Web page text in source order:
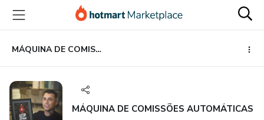
para
conteúdo
principal
para
pagamento
para
rodapé
MÁQUINA DE COMISSÕES AUTOMÁTICAS
MÁQUINA DE COMISSÕES AUTOMÁTICAS